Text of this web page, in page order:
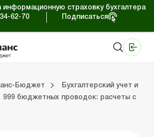
информационную страховку бухгалтера
62-70
Подписаться
Бюджет
Бухгалтерский учет и
999 бюджетных проводок: расчеты с